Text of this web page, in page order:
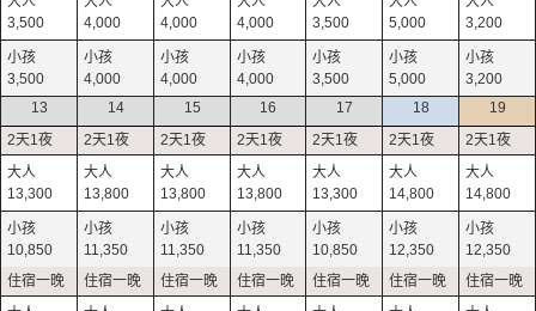
3,500
3,500
4,000
4,000
4,000
4,000
4,000
4,000
3,500
3,500
5,000
5,000
3,200
3,200
13
13,300
10,850
14
13,800
11,350
15
13,800
11,350
16
13,800
11,350
17
13,300
10,850
18
14,800
12,350
19
14,800
12,350